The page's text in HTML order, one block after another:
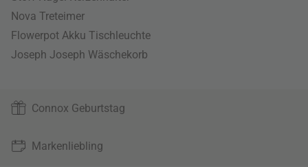
Nova Treteimer
Flowerpot Akku Tischleuchte
Joseph Joseph Wäschekorb
Connox Geburtstag
Markenliebling